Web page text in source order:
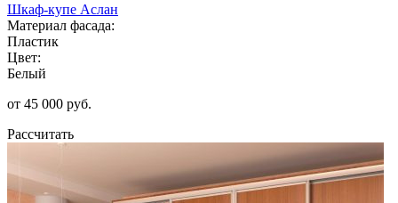
Шкаф-купе Аслан
Материал фасада:
Пластик
Цвет:
Белый
от 45 000 руб.
Рассчитать